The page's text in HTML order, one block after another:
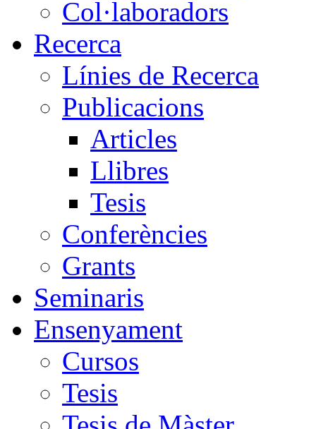
Col·laboradors
Recerca
Línies de Recerca
Publicacions
Articles
Llibres
Tesis
Conferències
Grants
Seminaris
Ensenyament
Cursos
Tesis